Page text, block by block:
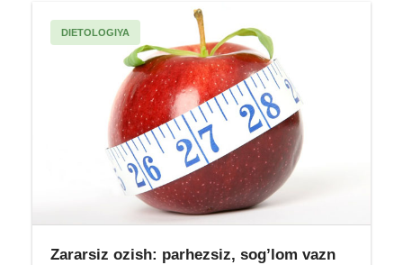
DIETOLOGIYA
Zararsiz ozish: parhezsiz, sog’lom vazn